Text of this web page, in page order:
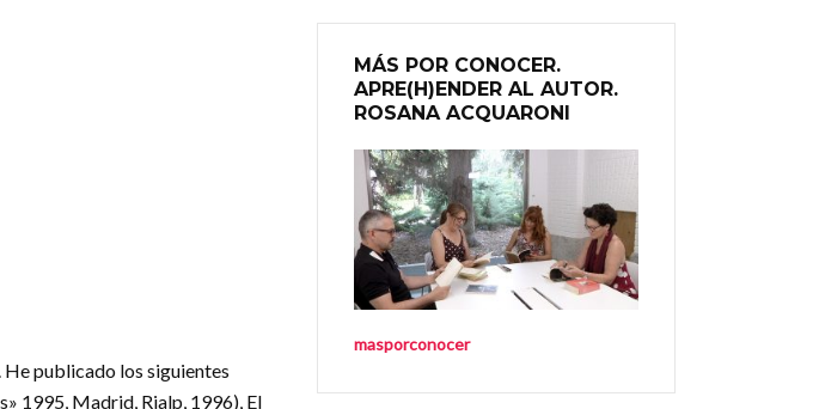
publicado los siguientes
1995, Madrid, Rialp, 1996), El
MÁS POR CONOCER.
APRE(H)ENDER AL AUTOR.
ROSANA ACQUARONI
masporconocer